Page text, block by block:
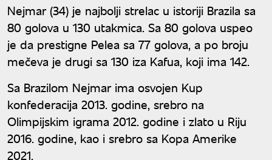
Nejmar (34) je najbolji strelac u istoriji Brazila sa
80 golova u 130 utakmica. Sa 80 golova uspeo
je da prestigne Pelea sa 77 golova, a po broju
mečeva je drugi sa 130 iza Kafua, koji ima 142.
Sa Brazilom Nejmar ima osvojen Kup
konfederacija 2013. godine, srebro na
Olimpijskim igrama 2012. godine i zlato u Riju
2016. godine, kao i srebro sa Kopa Amerike
2021.